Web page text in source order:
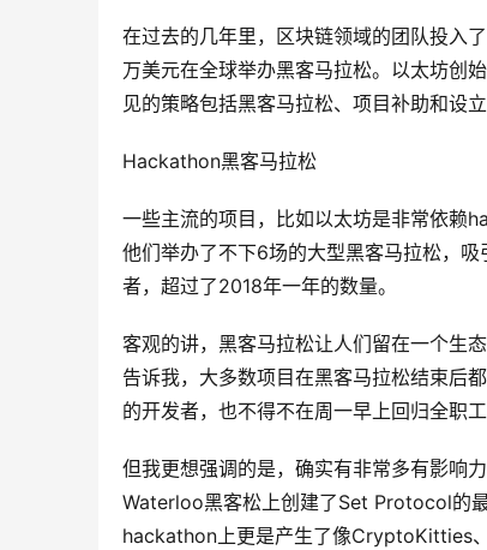
在过去的几年里，区块链领域的团队投入
万美元在全球举办黑客马拉松。以太坊创
见的策略包括黑客马拉松、项目补助和设立
Hackathon黑客马拉松
一些主流的项目，比如以太坊是非常依赖
他们举办了不下6场的大型黑客马拉松，
者，超过了2018年一年的数量。
客观的讲，黑客马拉松让人们留在一个生
告诉我，大多数项目在黑客马拉松结束后
的开发者，也不得不在周一早上回归全职工
但我更想强调的是，确实有非常多有影响
Waterloo黑客松上创建了Set Protocol的
hackathon上更是产生了像CryptoKitties